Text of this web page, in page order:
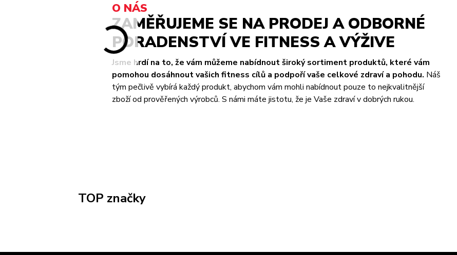
O NÁS
ZAMĚŘUJEME SE NA PRODEJ A ODBORNÉ
PORADENSTVÍ VE FITNESS A VÝŽIVE
Jsme hrdí na to, že vám můžeme nabídnout široký sortiment produktů, které vám
pomohou dosáhnout vašich fitness cílů a podpoří vaše celkové zdraví a pohodu. Náš
tým pečlivě vybírá každý produkt, abychom vám mohli nabídnout pouze to nejkvalitnější
zboží od prověřených výrobců. S námi máte jistotu, že je Vaše zdraví v dobrých rukou.
TOP značky